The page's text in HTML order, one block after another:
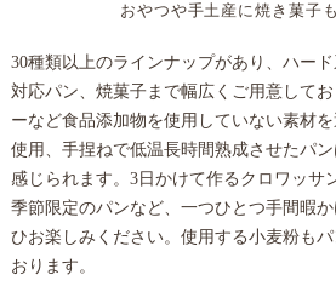
おやつや手土産に焼き菓子
30種類以上のラインナップがあり、ハー
対応パン、焼菓子まで幅広くご用意して
ーなど食品添加物を使用していない素材
使用、手捏ねで低温長時間熟成させたパ
感じられます。3日かけて作るクロワッサ
季節限定のパンなど、一つひとつ手間暇
ひお楽しみください。使用する小麦粉も
おります。